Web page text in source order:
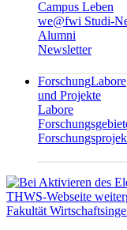
Campus Leben
we@fwi Studi-
Alumni
Newsletter
ForschungLabore
und Projekte
Labore
Fakultät